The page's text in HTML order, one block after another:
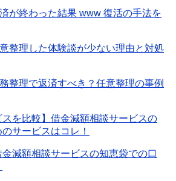
が終わった結果 www 復活の手法を
整理した体験談が少ない理由と対処
整理で返済すべき？任意整理の事例
スを比較】借金減額相談サービスの
サービスはコレ！
金減額相談サービスの知恵袋での口